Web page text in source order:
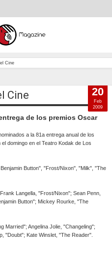
Cine
Cine
de los premios Oscar
a la 81a entrega anual de los
domingo en el Teatro Kodak de Los
Button", "Frost/Nixon", "Milk", "The
Langella, "Frost/Nixon"; Sean Penn,
Button"; Mickey Rourke, "The
Married"; Angelina Jolie, "Changeling";
"Doubt"; Kate Winslet, "The Reader".
20
Feb
2009